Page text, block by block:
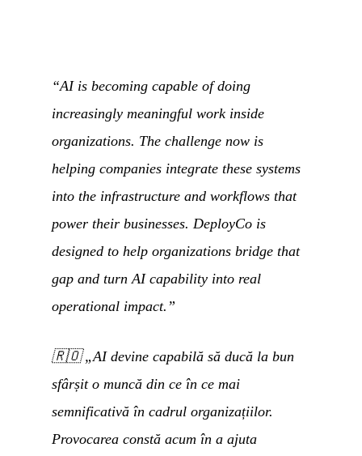
“AI is becoming capable of doing
increasingly meaningful work inside
organizations. The challenge now is
helping companies integrate these systems
into the infrastructure and workflows that
power their businesses. DeployCo is
designed to help organizations bridge that
gap and turn AI capability into real
operational impact.”
🇷🇴„AI devine capabilă să ducă la bun
sfârșit o muncă din ce în ce mai
semnificativă în cadrul organizațiilor.
Provocarea constă acum în a ajuta